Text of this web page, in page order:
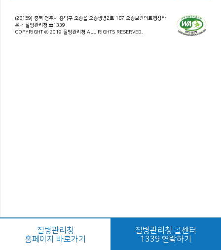
(28159) 충북 청주시 흥덕구 오송읍 오송생명2로 187 오송보건의료행정타
운내 질병관리청 ☎1339
COPYRIGHT © 2019 질병관리청 ALL RIGHTS RESERVED.
질병관리청
홈페이지 바로가기
질병관리청 콜센터
1339 연락하기